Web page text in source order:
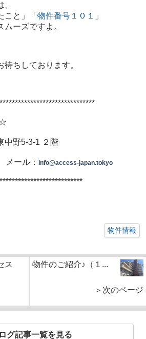
こと」「 物件番号１０１
」
ーズですよ。
ちしております。
中野5-3-1 ２階
ール： info@access-japan.tokyo
物件情報
ス 物件のご紹介♪（１...
＞次のページ
グ記事一覧を見る